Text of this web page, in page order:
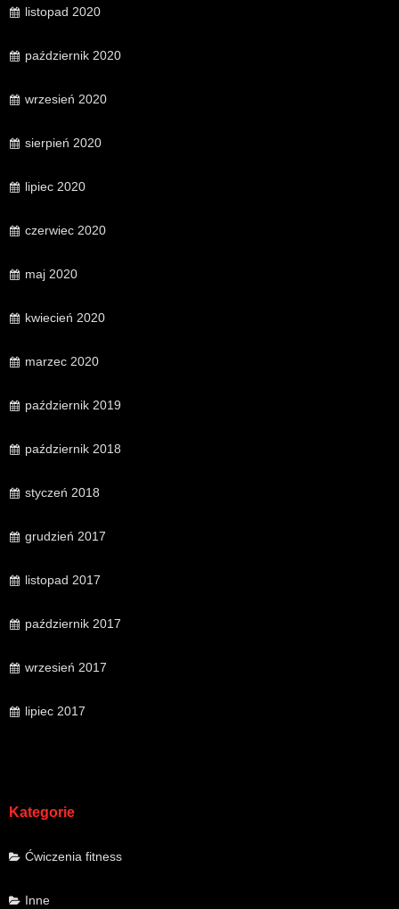
listopad 2020
październik 2020
wrzesień 2020
sierpień 2020
lipiec 2020
czerwiec 2020
maj 2020
kwiecień 2020
marzec 2020
październik 2019
październik 2018
styczeń 2018
grudzień 2017
listopad 2017
październik 2017
wrzesień 2017
lipiec 2017
Kategorie
Ćwiczenia fitness
Inne